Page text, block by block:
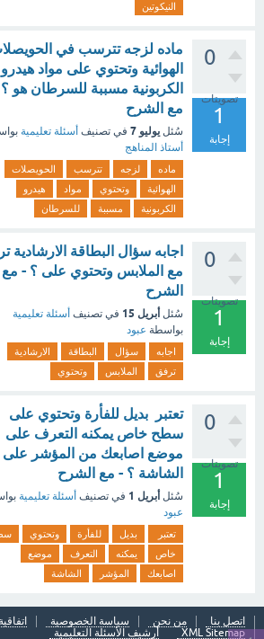
النيكوتين
0
تصويتات
1
إجابة
ماده لزجه تترسب في
الهوائية وتحتوي على مواد هيدرو
الكربونية مسببة للسرطان هو
مع الشرح
سُئل يوليو 7 في تصنيف أسئلة تعليمية
أستاذ المناهج
ماده لزجه تترسب
الحويصلات
الهوائية
وتحتوي مواد
هيدرو
الكربونية
مسببة للسرطان
0
تصويتات
1
إجابة
اجابه سؤال البطاقة الارشادية
مع الملابس وتحتوي على ؟ - مع
الشرح
سُئل أبريل 15 في تصنيف أسئلة تعليمية
بواسطة عبود
اجابه سؤال البطاقة
الارشادية
ترفق
الملابس وتحتوي
0
تصويتات
1
إجابة
تعتبر بديل للفأرة وتحتوي على
سطح خاص يمكنه التعرف على
موضع اصابعك من المؤشر على
الشاشة ؟ - مع الشرح
سُئل أبريل 1 في تصنيف أسئلة تعليمية
عبود
تعتبر بديل للفأرة وتحتوي
خاص
يمكنه التعرف
موضع
اصابعك
المؤشر الشاشة
اتصل بنا من نحن سياسة الخصوصية
XML Sitemap
أرشيف الأسئلة التعليمية